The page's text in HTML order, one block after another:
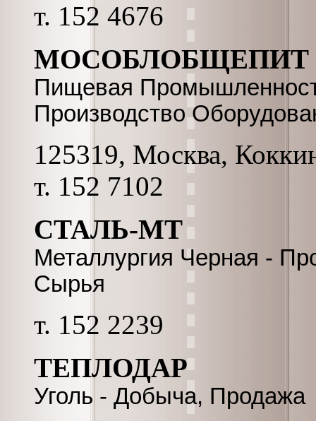
т. 152 4676
МОСОБЛОБЩЕПИТ
Пищевая
Производство
125319, Москва,
т. 152 7102
СТАЛЬ-МТ
Металлургия Черная -
Сырья
т. 152 2239
ТЕПЛОДАР
Уголь - Добыча, Продажа